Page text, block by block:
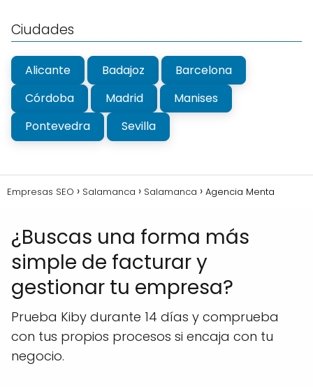
Ciudades
Alicante Badajoz
Barcelona
Córdoba
Madrid
Manises
Pontevedra
Sevilla
Empresas SEO Salamanca Salamanca Agencia Menta
¿Buscas una forma más
simple de facturar y
gestionar tu empresa?
Prueba Kiby durante 14 días y comprueba
con tus propios procesos si encaja con tu
negocio.